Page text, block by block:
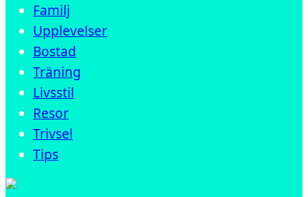
Familj
Upplevelser
Bostad
Träning
Livsstil
Resor
Trivsel
Tips